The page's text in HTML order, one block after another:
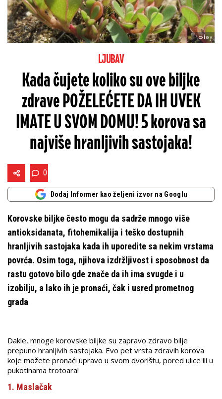
Pixabay
LJUBAV
Kada čujete koliko su ove biljke
zdrave POŽELEĆETE DA IH UVEK
IMATE U SVOM DOMU! 5 korova sa
najviše hranljivih sastojaka!
0
Dodaj Informer kao željeni izvor na Googlu
Korovske biljke često mogu da sadrže mnogo više
antioksidanata, fitohemikalija i teško dostupnih
hranljivih sastojaka kada ih uporedite sa nekim vrstama
povrća. Osim toga, njihova izdržljivost i sposobnost da
rastu gotovo bilo gde znače da ih ima svugde i u
izobilju, a lako ih je pronaći, čak i usred prometnog
grada
Dakle, mnoge korovske biljke su zapravo zdravo bilje
prepuno hranljivih sastojaka. Evo pet vrsta zdravih korova
koje možete pronaći upravo u svom dvorištu, pored ulice ili u
pukotinama trotoara!
1. Maslačak